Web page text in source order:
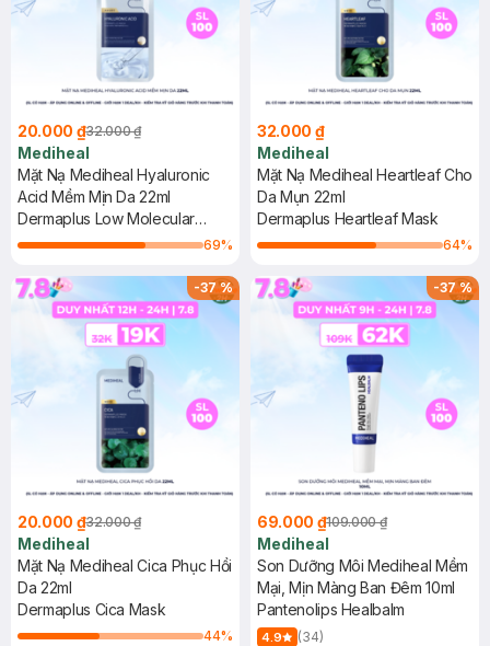
20.000 ₫32.000 ₫
Mediheal
Mặt Nạ Mediheal Hyaluronic
Acid Mềm Mịn Da 22ml
Dermaplus Low Molecular
Hyaluronic Acid Mask
69%
32.000 ₫
Mediheal
Mặt Nạ Mediheal Heartleaf Cho
Da Mụn 22ml
Dermaplus Heartleaf Mask
64%
-37%
20.000 ₫32.000 ₫
Mediheal
Mặt Nạ Mediheal Cica Phục Hồi
Da 22ml
Dermaplus Cica Mask
44%
-37%
69.000 ₫109.000 ₫
Mediheal
Son Dưỡng Môi Mediheal Mềm
Mại, Mịn Màng Ban Đêm 10ml
Pantenolips Healbalm
4.9
(34)